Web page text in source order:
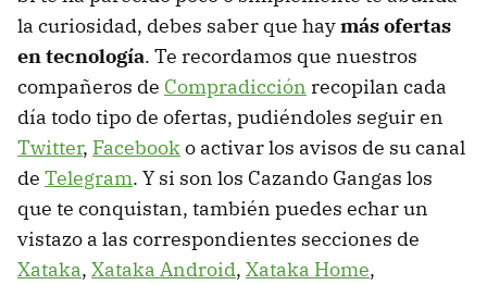
la curiosidad, debes saber que haymás ofertas
en tecnología. Te recordamos que nuestros
compañeros de Compradicción recopilan cada
día todo tipo de ofertas, pudiéndoles seguir en
Twitter, Facebooko activar los avisos de su canal
de Telegram. Y si son los Cazando Gangas los
que te conquistan, también puedes echar un
vistazo a las correspondientes secciones de
Xataka, Xataka Android, Xataka Home,